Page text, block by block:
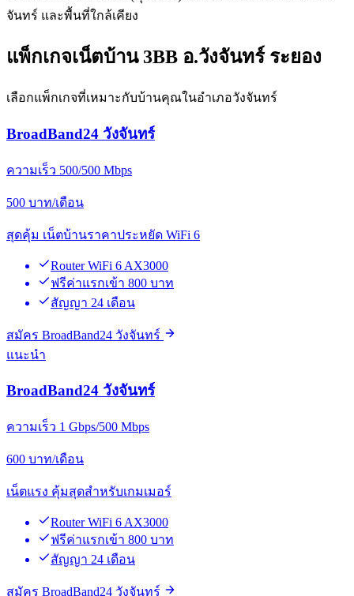
จันทร์ และพื้นที่ใกล้เคียง
แพ็กเกจเน็ตบ้าน 3BB อ.วังจันทร์ ระยอง
เลือกแพ็กเกจที่เหมาะกับบ้านคุณในอำเภอวังจันทร์
BroadBand24 วังจันทร์
ความเร็ว 500/500 Mbps
500 บาท/เดือน
สุดคุ้ม เน็ตบ้านราคาประหยัด WiFi 6
Router WiFi 6 AX3000
ฟรีค่าแรกเข้า 800 บาท
สัญญา 24 เดือน
สมัคร BroadBand24 วังจันทร์
แนะนำ
BroadBand24 วังจันทร์
ความเร็ว 1 Gbps/500 Mbps
600 บาท/เดือน
เน็ตแรง คุ้มสุดสำหรับเกมเมอร์
Router WiFi 6 AX3000
ฟรีค่าแรกเข้า 800 บาท
สัญญา 24 เดือน
สมัคร BroadBand24 วังจันทร์